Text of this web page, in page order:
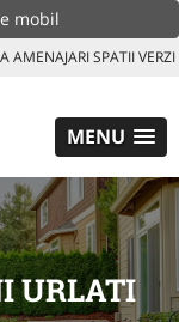
mobil
AMENAJARI SPATII VERZI
MENU
URLATI